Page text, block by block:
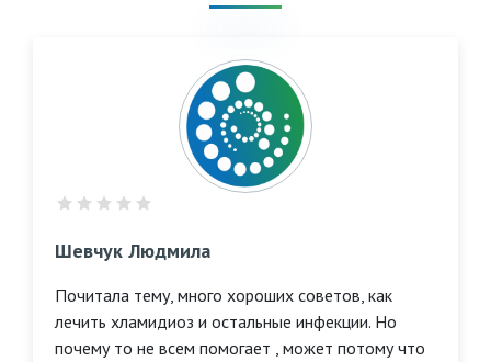
Шевчук Людмила
Почитала тему, много хороших советов, как
лечить хламидиоз и остальные инфекции. Но
почему то не всем помогает , может потому что